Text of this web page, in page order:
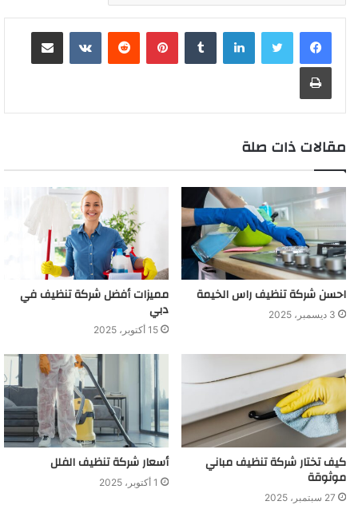
لينكدإن بينتيريست مشاركة عبر البريد
طباعة
مقالات ذات صلة
احسن شركة تنظيف راس الخيمة
3 ديسمبر، 2025
مميزات أفضل شركة تنظيف في
دبي
15 أكتوبر، 2025
كيف تختار شركة تنظيف مباني
موثوقة
27 سبتمبر، 2025
أسعار شركة تنظيف الفلل
1 أكتوبر، 2025